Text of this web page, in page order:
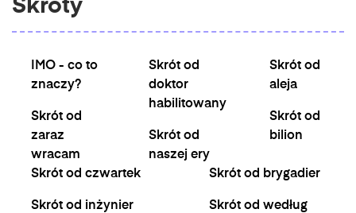
Skróty
IMO - co to
znaczy?
Skrót od
zaraz
wracam
Skrót od
doktor
habilitowany
Skrót od
naszej ery
Skrót od
aleja
Skrót od
bilion
Skrót od czwartek
Skrót od inżynier
Skrót od brygadier
Skrót od według